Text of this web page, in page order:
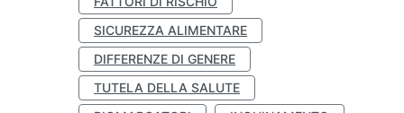
SICUREZZA ALIMENTARE
DIFFERENZE DI GENERE
TUTELA DELLA SALUTE